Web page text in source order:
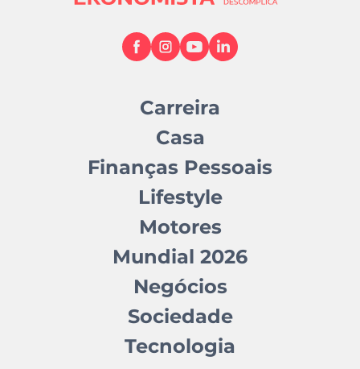
Carreira
Casa
Finanças Pessoais
Lifestyle
Motores
Mundial 2026
Negócios
Sociedade
Tecnologia